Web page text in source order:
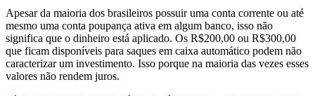
Apesar da maioria dos brasileiros possuir uma conta corrente ou até
mesmo uma conta poupança ativa em algum banco, isso não
significa que o dinheiro está aplicado. Os R$200,00 ou R$300,00
que ficam disponíveis para saques em caixa automático podem não
caracterizar um investimento. Isso porque na maioria das vezes esses
valores não rendem juros.